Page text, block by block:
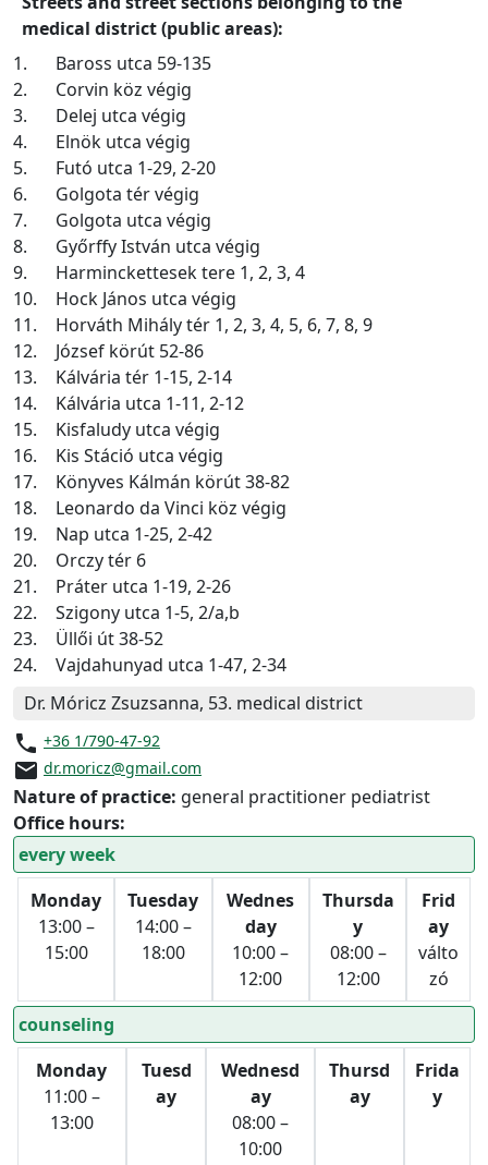
medical district (public areas):
1.
Baross utca 59-135
2.
Corvin köz végig
3.
Delej utca végig
4.
Elnök utca végig
5.
Futó utca 1-29, 2-20
6.
Golgota tér végig
7.
Golgota utca végig
8.
Győrffy István utca végig
9.
Harminckettesek tere 1, 2, 3, 4
10.
Hock János utca végig
11.
Horváth Mihály tér 1, 2, 3, 4, 5, 6, 7, 8, 9
12.
József körút 52-86
13.
Kálvária tér 1-15, 2-14
14.
Kálvária utca 1-11, 2-12
15.
Kisfaludy utca végig
16.
Kis Stáció utca végig
17.
Könyves Kálmán körút 38-82
18.
Leonardo da Vinci köz végig
19.
Nap utca 1-25, 2-42
20.
Orczy tér 6
21.
Práter utca 1-19, 2-26
22.
Szigony utca 1-5, 2/a,b
23.
Üllői út 38-52
24.
Vajdahunyad utca 1-47, 2-34
Dr. Móricz Zsuzsanna, 53. medical district
phone +36 1/790-47-92
email dr.moricz@gmail.com
Nature of practice: general practitioner pediatrist
Office hours:
every week
Monday
13:00 –
15:00
Tuesday
14:00 –
18:00
Wednes
day
10:00 –
12:00
Thursda
y
08:00 –
12:00
Frid
ay
válto
zó
counseling
Monday
11:00 –
13:00
Tuesd
ay
Wednesd
ay
08:00 –
10:00
Thursd
ay
Frida
y